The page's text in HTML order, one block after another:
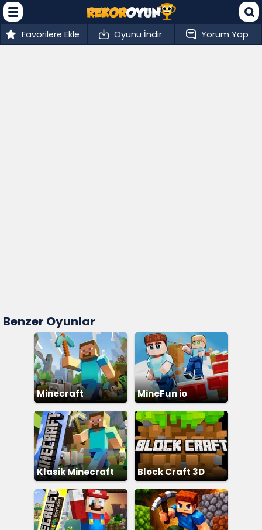
Favorilere Ekle Oyunu İndir Yorum Yap
Benzer Oyunlar
Minecraft MineFun io
Klasik Minecraft Block Craft 3D